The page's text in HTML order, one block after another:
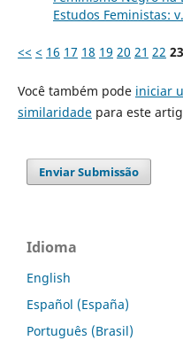
Estudos Feministas:
<< < 16 17 18 19 20 21 22 23
Você também pode iniciar
similaridadepara este
Enviar Submissão
Idioma
English
Español (España)
Português (Brasil)